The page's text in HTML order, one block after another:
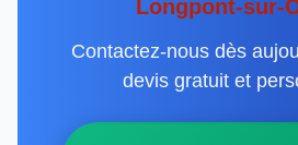
Longpont-sur-
Contactez-nous dès
devis gratuit et